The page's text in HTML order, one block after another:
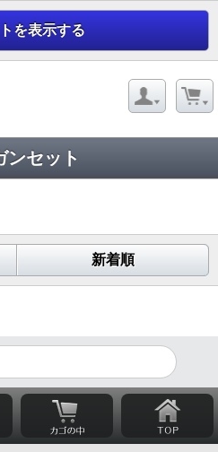
を表示する
ンセット
新着順